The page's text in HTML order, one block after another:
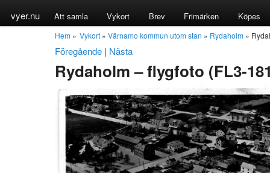
vyer.nu Att samla Vykort Brev Frimärken Köpes
Hem » Vykort » Värnamo kommun utom stan » Rydaholm »
Föregående | Nästa
Rydaholm – flygfoto (FL3-